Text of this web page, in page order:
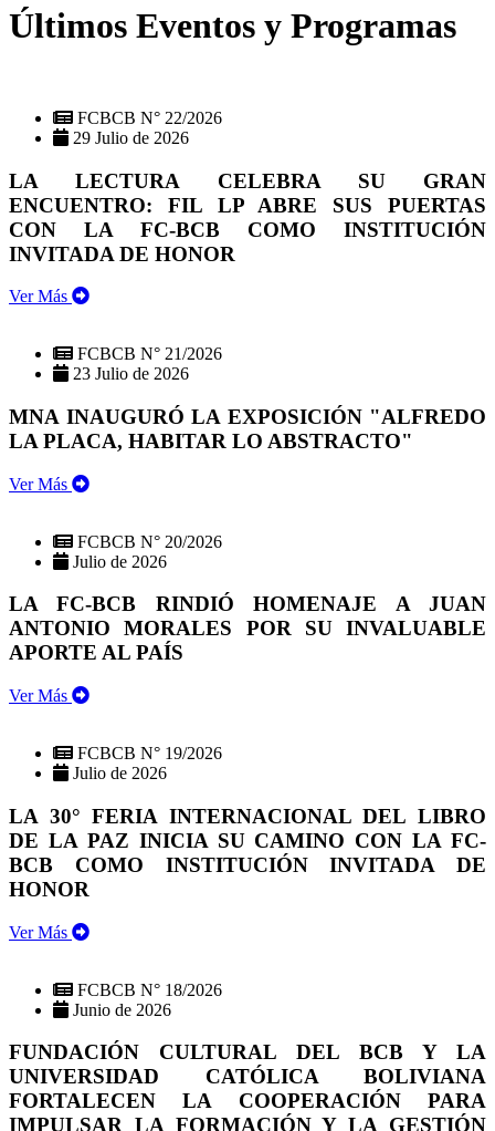
Últimos Eventos y Programas
FCBCB N° 22/2026
29 Julio de 2026
LA LECTURA CELEBRA SU GRAN
ENCUENTRO: FIL LP ABRE SUS PUERTAS
CON LA FC-BCB COMO INSTITUCIÓN
INVITADA DE HONOR
Ver Más
FCBCB N° 21/2026
23 Julio de 2026
MNA INAUGURÓ LA EXPOSICIÓN "ALFREDO
LA PLACA, HABITAR LO ABSTRACTO"
Ver Más
FCBCB N° 20/2026
Julio de 2026
LA FC-BCB RINDIÓ HOMENAJE A JUAN
ANTONIO MORALES POR SU INVALUABLE
APORTE AL PAÍS
Ver Más
FCBCB N° 19/2026
Julio de 2026
LA 30° FERIA INTERNACIONAL DEL LIBRO
DE LA PAZ INICIA SU CAMINO CON LA FC-
BCB COMO INSTITUCIÓN INVITADA DE
HONOR
Ver Más
FCBCB N° 18/2026
Junio de 2026
FUNDACIÓN CULTURAL DEL BCB Y LA
UNIVERSIDAD CATÓLICA BOLIVIANA
FORTALECEN LA COOPERACIÓN PARA
IMPULSAR LA FORMACIÓN Y LA GESTIÓN